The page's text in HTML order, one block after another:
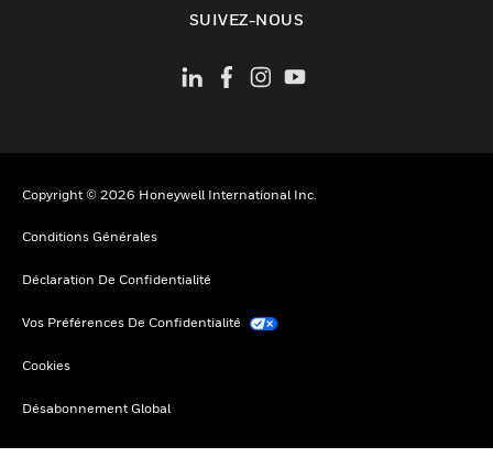
SUIVEZ-NOUS
Copyright © 2026 Honeywell International Inc.
Conditions Générales
Déclaration De Confidentialité
Vos Préférences De Confidentialité
Cookies
Désabonnement Global